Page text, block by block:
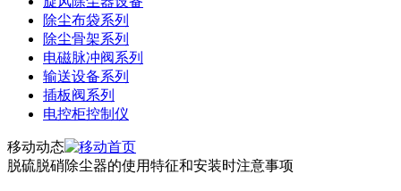
除尘布袋系列
除尘骨架系列
电磁脉冲阀系列
输送设备系列
插板阀系列
电控柜控制仪
移动动态
脱硫脱硝除尘器的使用特征和安装时注意事项